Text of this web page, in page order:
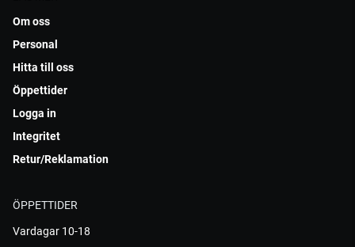
Om oss
Personal
Hitta till oss
Öppettider
Logga in
Integritet
Retur/Reklamation
ÖPPETTIDER
Vardagar 10-18